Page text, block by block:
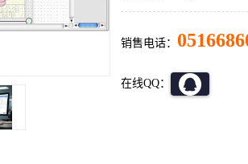
销售电话：
在线QQ：